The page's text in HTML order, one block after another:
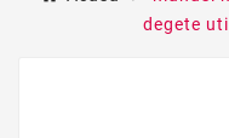
degete